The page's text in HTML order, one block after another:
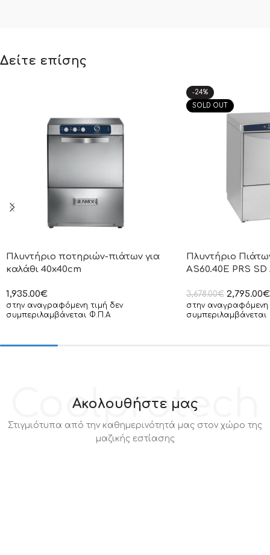
Δείτε επίσης
Πλυντήριο ποτηριών-πιάτων για
καλάθι 40x40cm
1,935.00€
στην αναγραφόμενη τιμή δεν
συμπεριλαμβάνεται Φ.Π.Α
-24%
SOLD OUT
Πλυντήριο
AS60.40E PRS
3,678.00€ 2,795.00€
στην αναγραφόμενη
Coolprotech
Ακολουθήστε μας
Στιγμιότυπα από την καθημερινότητά μας στον χώρο της
μαζικής εστίασης